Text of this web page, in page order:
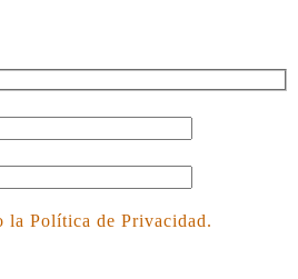
la Política de Privacidad.